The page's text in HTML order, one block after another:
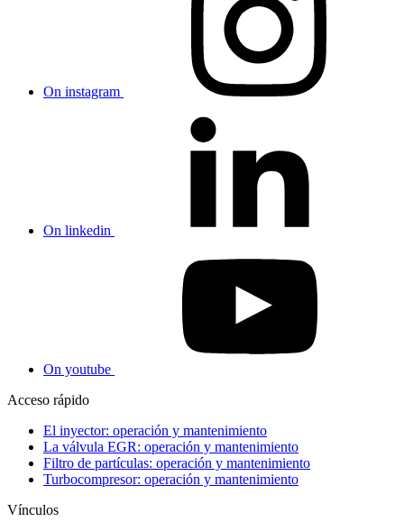
On instagram
On linkedin
On youtube
Acceso rápido
El inyector: operación y mantenimiento
La válvula EGR: operación y mantenimiento
Filtro de partículas: operación y mantenimiento
Turbocompresor: operación y mantenimiento
Vínculos